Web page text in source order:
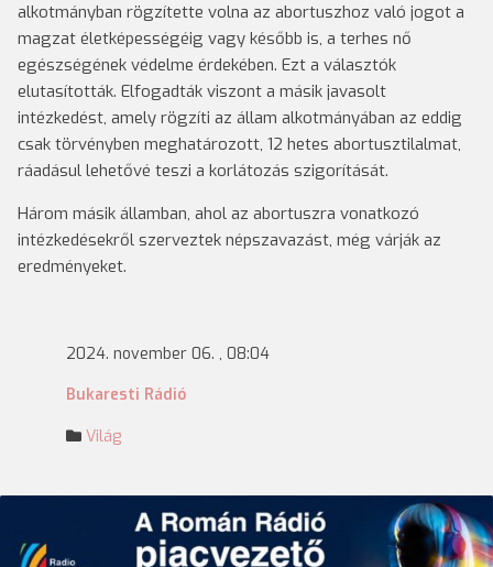
alkotmányban rögzítette volna az abortuszhoz való jogot a
magzat életképességéig vagy később is, a terhes nő
egészségének védelme érdekében. Ezt a választók
elutasították. Elfogadták viszont a másik javasolt
intézkedést, amely rögzíti az állam alkotmányában az eddig
csak törvényben meghatározott, 12 hetes abortusztilalmat,
ráadásul lehetővé teszi a korlátozás szigorítását.
Három másik államban, ahol az abortuszra vonatkozó
intézkedésekről szerveztek népszavazást, még várják az
eredményeket.
2024. november 06. , 08:04
Bukaresti Rádió
Világ